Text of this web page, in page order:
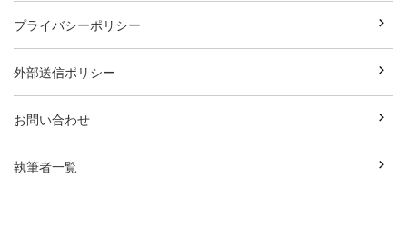
プライバシーポリシー
外部送信ポリシー
お問い合わせ
執筆者一覧